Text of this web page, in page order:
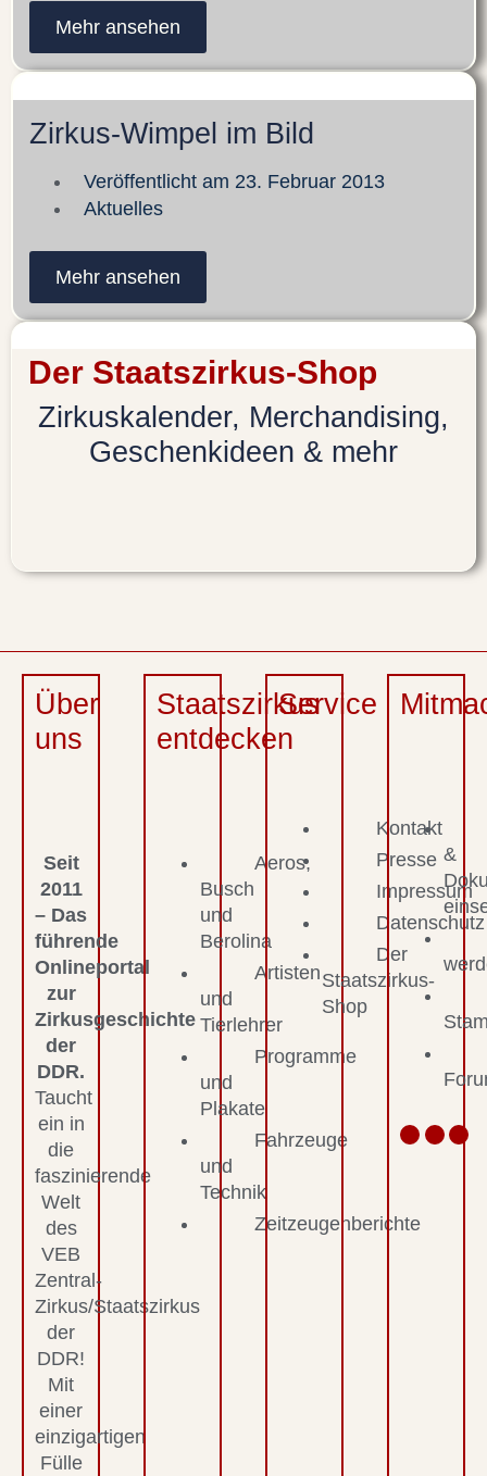
Mehr ansehen
Zirkus-Wimpel im Bild
Veröffentlicht am 23. Februar 2013
Aktuelles
Mehr ansehen
Der Staatszirkus-Shop
Zirkuskalender, Merchandising,
Geschenkideen & mehr
Über
uns
Seit
2011
– Das
führende
Onlineportal
zur
Zirkusgeschichte
der
DDR.
Taucht
ein in
die
faszinierende
Welt
des
VEB
Zentral-
Zirkus/Staatszirkus
der
DDR!
Mit
einer
einzigartigen
Fülle
Staatszirkus
entdecken
Aeros,
Busch
und
Berolina
Artisten
und
Tierlehrer
Programme
und
Plakate
Fahrzeuge
und
Technik
Zeitzeugenberichte
Service
Kontakt
Presse
Impressum
Datenschutz
Der
Staatszirkus-
Shop
&